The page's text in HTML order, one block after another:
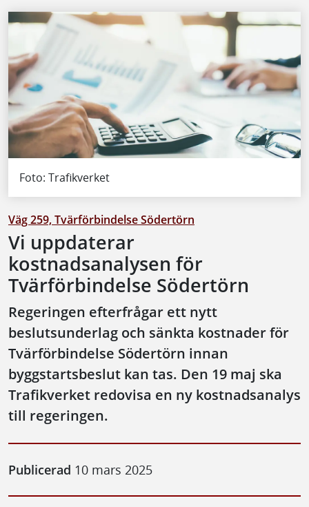
Foto: Trafikverket
Väg 259, Tvärförbindelse Södertörn
Vi uppdaterar
kostnadsanalysen för
Tvärförbindelse Södertörn
Regeringen efterfrågar ett nytt
beslutsunderlag och sänkta kostnader för
Tvärförbindelse Södertörn innan
byggstartsbeslut kan tas. Den 19 maj ska
Trafikverket redovisa en ny kostnadsanalys
till regeringen.
Publicerad 10 mars 2025